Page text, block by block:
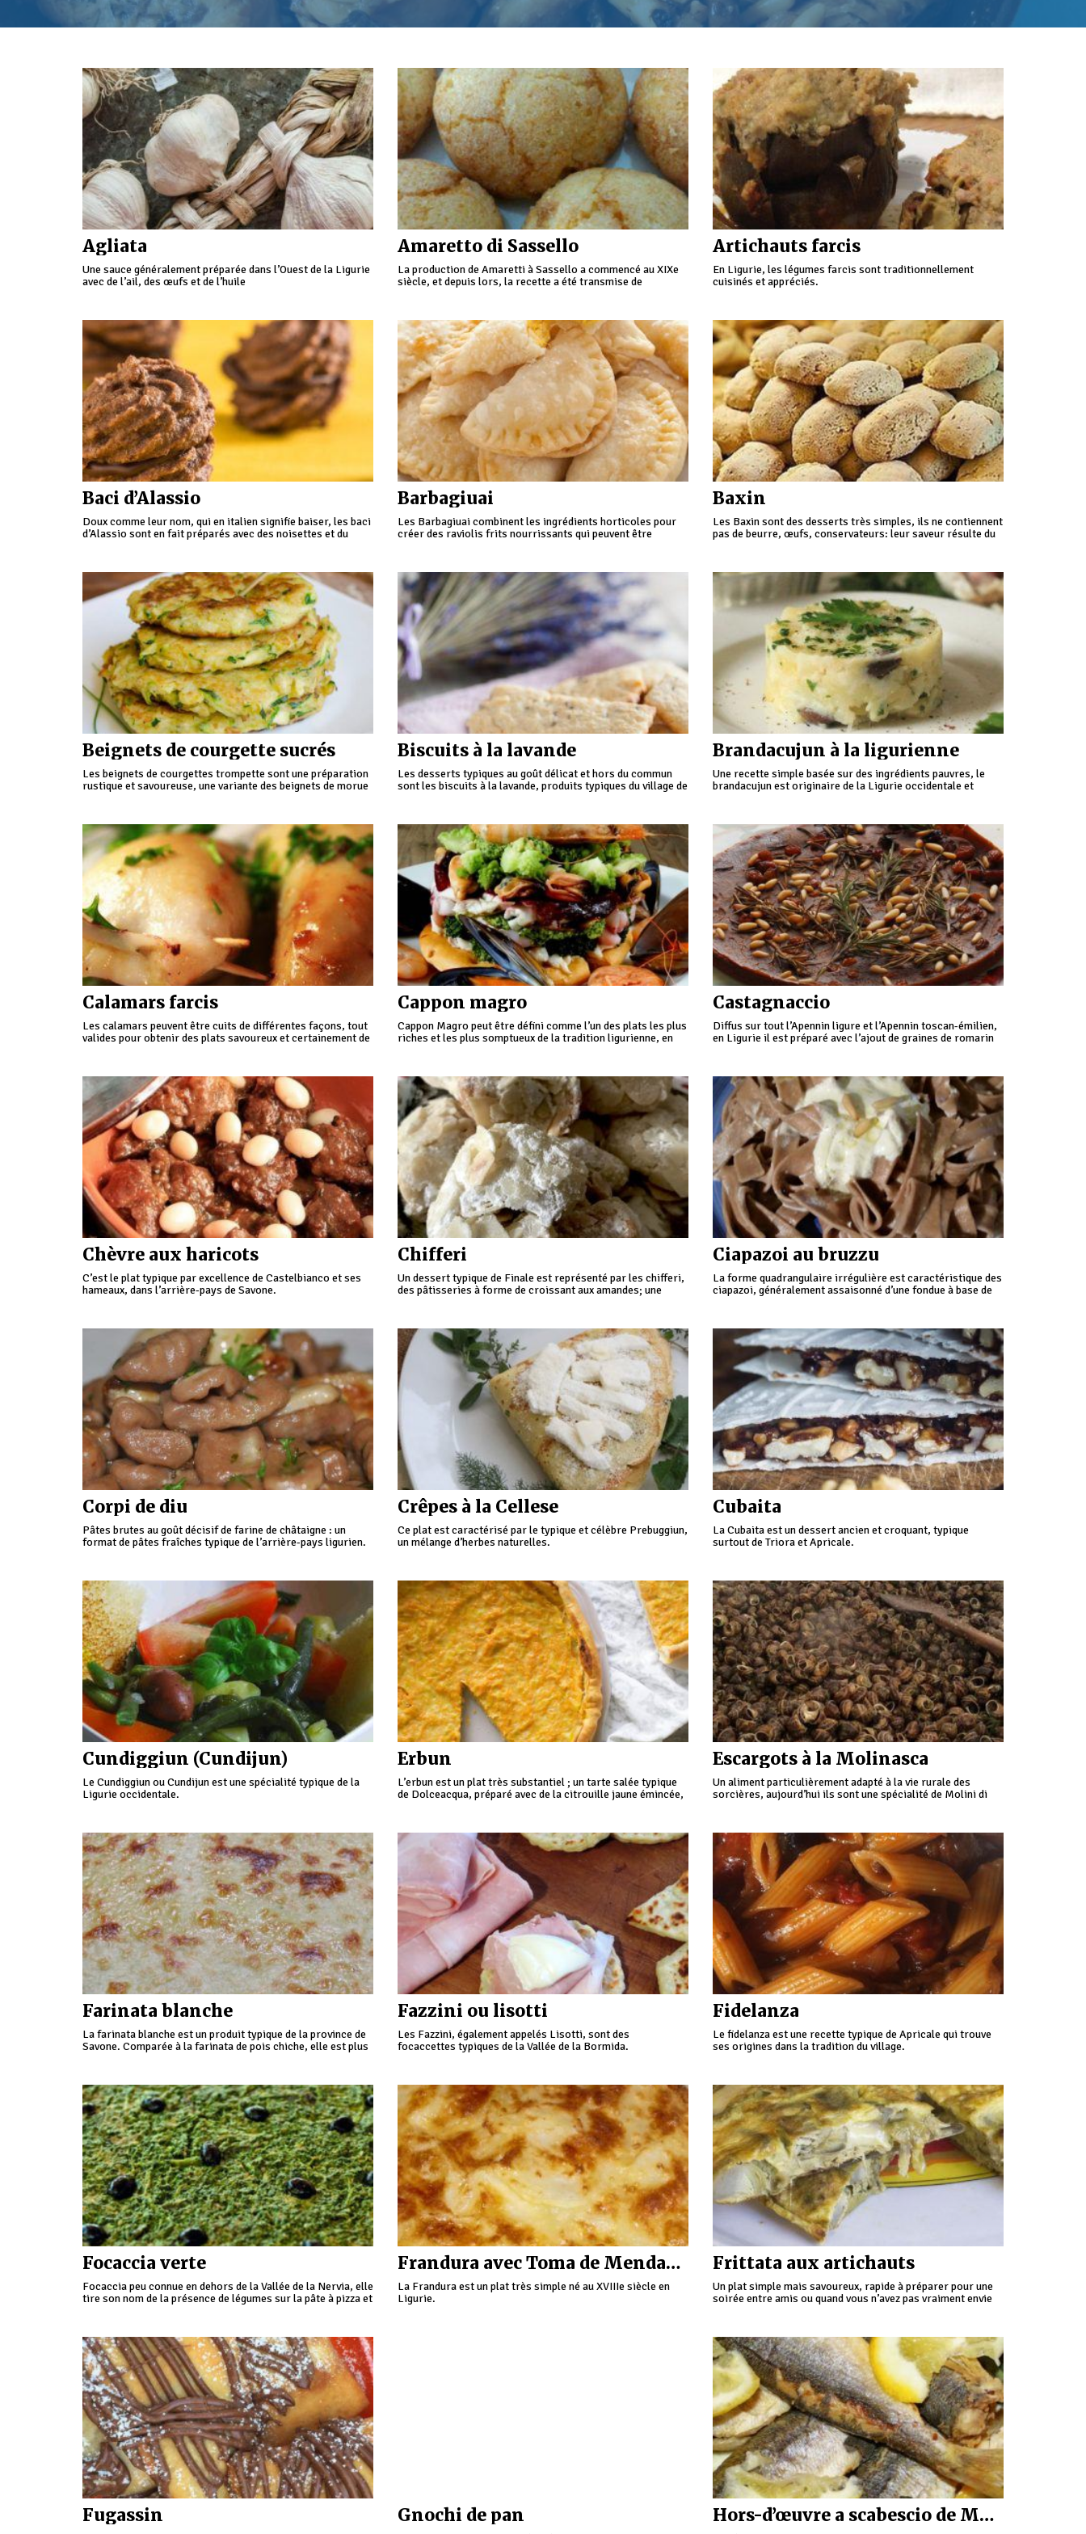
Agliata
Une sauce généralement préparée dans l’Ouest de la Ligurie
avec de l’ail, des œufs et de l’huile
Amaretto di Sassello
La production de Amaretti à Sassello a commencé au XIXe
siècle, et depuis lors, la recette a été transmise de
Artichauts farcis
En Ligurie, les légumes farcis sont traditionnellement
cuisinés et appréciés.
Baci d’Alassio
Doux comme leur nom, qui en italien signifie baiser, les baci
d’Alassio sont en fait préparés avec des noisettes et du
Barbagiuai
Les Barbagiuai combinent les ingrédients horticoles pour
créer des raviolis frits nourrissants qui peuvent être
Baxin
Les Baxin sont des desserts très simples, ils ne contiennent
pas de beurre, œufs, conservateurs: leur saveur résulte du
Beignets de courgette sucrés
Les beignets de courgettes trompette sont une préparation
rustique et savoureuse, une variante des beignets de morue
Biscuits à la lavande
Les desserts typiques au goût délicat et hors du commun
sont les biscuits à la lavande, produits typiques du village de
Brandacujun à la ligurienne
Une recette simple basée sur des ingrédients pauvres, le
brandacujun est originaire de la Ligurie occidentale et
Calamars farcis
Les calamars peuvent être cuits de différentes façons, tout
valides pour obtenir des plats savoureux et certainement de
Cappon magro
Cappon Magro peut être défini comme l’un des plats les plus
riches et les plus somptueux de la tradition ligurienne, en
Castagnaccio
Diffus sur tout l’Apennin ligure et l’Apennin toscan-émilien,
en Ligurie il est préparé avec l’ajout de graines de romarin
Chèvre aux haricots
C’est le plat typique par excellence de Castelbianco et ses
hameaux, dans l’arrière-pays de Savone.
Chifferi
Un dessert typique de Finale est représenté par les chifferi,
des pâtisseries à forme de croissant aux amandes; une
Ciapazoi au bruzzu
La forme quadrangulaire irrégulière est caractéristique des
ciapazoi, généralement assaisonné d’une fondue à base de
Corpi de diu
Pâtes brutes au goût décisif de farine de châtaigne : un
format de pâtes fraîches typique de l’arrière-pays ligurien.
Crêpes à la Cellese
Ce plat est caractérisé par le typique et célèbre Prebuggiun,
un mélange d’herbes naturelles.
Cubaita
La Cubaita est un dessert ancien et croquant, typique
surtout de Triora et Apricale.
Cundiggiun (Cundijun)
Le Cundiggiun ou Cundijun est une spécialité typique de la
Ligurie occidentale.
Erbun
L’erbun est un plat très substantiel ; un tarte salée typique
de Dolceacqua, préparé avec de la citrouille jaune émincée,
Escargots à la Molinasca
Un aliment particulièrement adapté à la vie rurale des
sorcières, aujourd’hui ils sont une spécialité de Molini di
Farinata blanche
La farinata blanche est un produit typique de la province de
Savone. Comparée à la farinata de pois chiche, elle est plus
Fazzini ou lisotti
Les Fazzini, également appelés Lisotti, sont des
focaccettes typiques de la Vallée de la Bormida.
Fidelanza
Le fidelanza est une recette typique de Apricale qui trouve
ses origines dans la tradition du village.
Focaccia verte
Focaccia peu connue en dehors de la Vallée de la Nervia, elle
tire son nom de la présence de légumes sur la pâte à pizza et
Frandura avec Toma de Mendatica
La Frandura est un plat très simple né au XVIIIe siècle en
Ligurie.
Frittata aux artichauts
Un plat simple mais savoureux, rapide à préparer pour une
soirée entre amis ou quand vous n’avez pas vraiment envie
Fugassin Gnochi de pan Hors-d’œuvre a scabescio de Moneglia